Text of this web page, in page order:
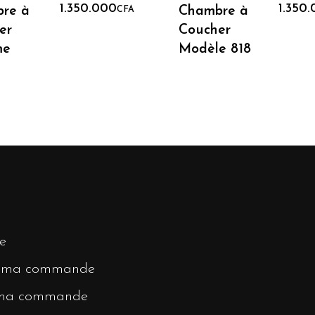
: 1.600.000CFA.
: 1.350.000CFA.
Lire La Suite
à
1.350.000CFA
Ajouter Au
Chambre à
Coucher
Modèle 818
commande
commande